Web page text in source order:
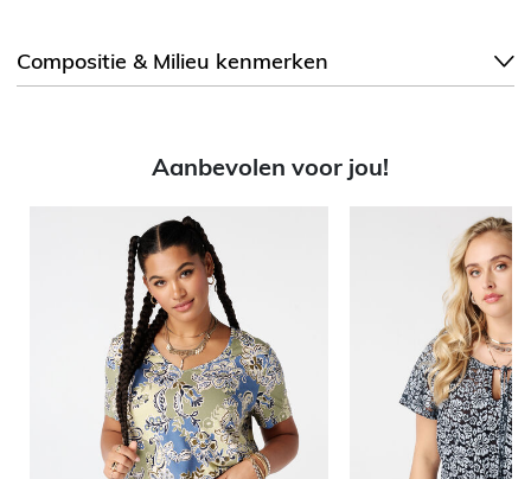
Compositie & Milieu kenmerken
Aanbevolen voor jou!